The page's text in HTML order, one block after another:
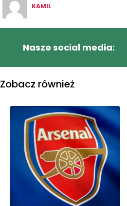
KAMIL
Nasze social media:
Zobacz również